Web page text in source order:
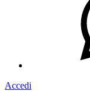
Accedi